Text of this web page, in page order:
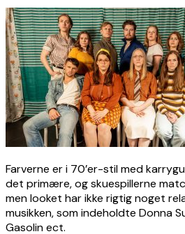
Farverne er i 70’er-stil med
det primære, og skuespillerne
men looket har ikke rigtig noget
musikken, som indeholdte Donna
Gasolin ect.